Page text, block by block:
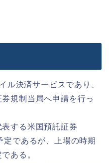
ル決済サービスであり、
規制当局へ申請を行っ
する米国預託証券
定であるが、上場の時期
ある。